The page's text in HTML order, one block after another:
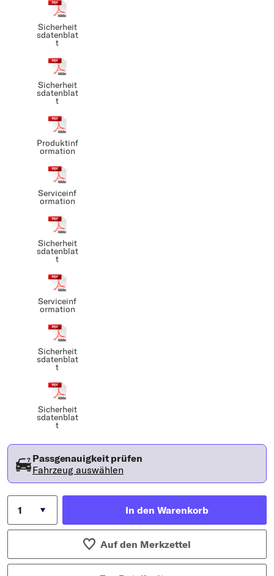
Sicherheit
sdatenblat
t
Sicherheit
sdatenblat
t
Produktinf
ormation
Serviceinf
ormation
Sicherheit
sdatenblat
t
Serviceinf
ormation
Sicherheit
sdatenblat
t
Sicherheit
sdatenblat
t
Passgenauigkeit prüfen
Fahrzeug auswählen
In den Warenkorb
Auf den Merkzettel